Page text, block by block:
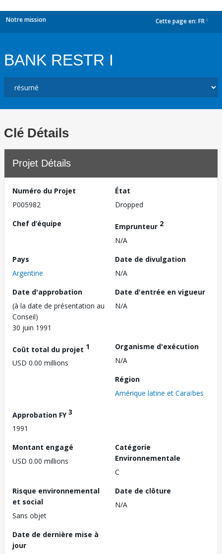
Notre mission Cette page en: FR
BANK RESTR I
Clé Détails
Projet Détails
Numéro du Projet
P005982
État
Dropped
Chef d’équipe
Emprunteur 2
N/A
Pays
Argentine
Date de divulgation
N/A
Date d'approbation
(à la date de présentation au
Conseil)
30 juin 1991
Date d'entrée en vigueur
N/A
Coût total du projet 1
USD 0.00 millions
Organisme d'exécution
N/A
Région
Amérique latine et Caraïbes
Approbation FY3
1991
Montant engagé
USD 0.00 millions
Catégorie
Environnementale
C
Risque environnemental
et social
Sans objet
Date de clôture
N/A
Date de dernière mise à
jour